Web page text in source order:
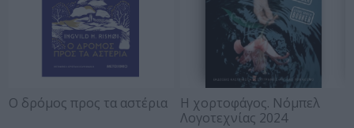
Ο δρόμος προς τα αστέρια
Η χορτοφάγος. Νόμπελ
Λογοτεχνίας 2024